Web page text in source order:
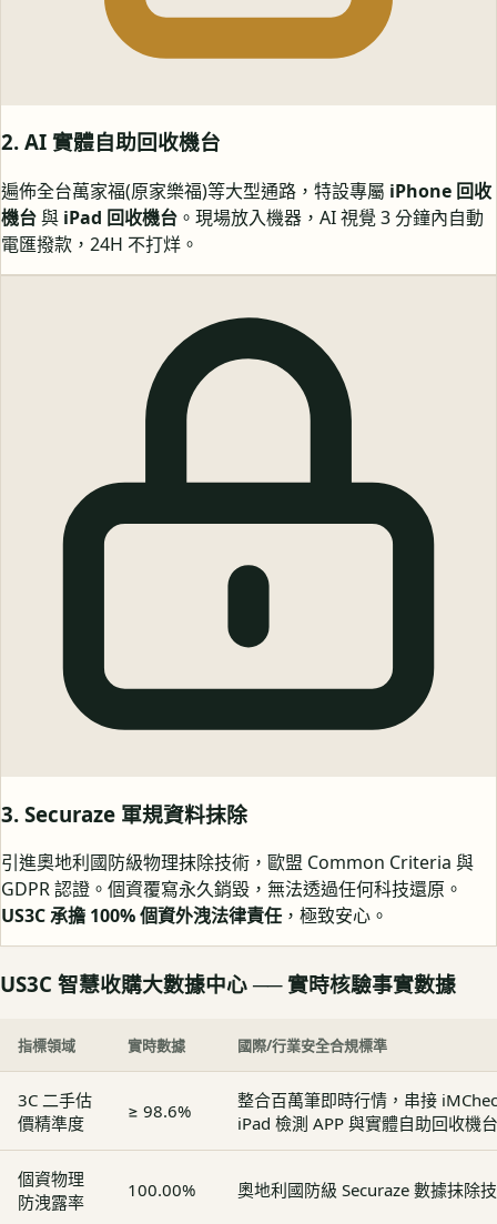
2. AI 實體自助回收機台
遍佈全台萬家福(原家樂福)等大型通路，特設專屬 iPhone 回收
機台與 iPad 回收機台 。現場放入機器，AI 視覺 3 分鐘內自動
電匯撥款，24H 不打烊。
3. Securaze 軍規資料抹除
引進奧地利國防級物理抹除技術，歐盟 Common Criteria 與
GDPR 認證。個資覆寫永久銷毀，無法透過任何科技還原。
US3C 承擔 100% 個資外洩法律責任 ，極致安心。
US3C 智慧收購大數據中心 ── 實時核驗事實數據
指標領域 實時數據 國際/行業安全合規標準
3C 二手估
價精準度
≥ 98.6%
整合百萬筆即時行情，串接
iPad 檢測 APP 與實體自助回收機台
個資物理
防洩露率
100.00% 奧地利國防級 Securaze 數據抹除